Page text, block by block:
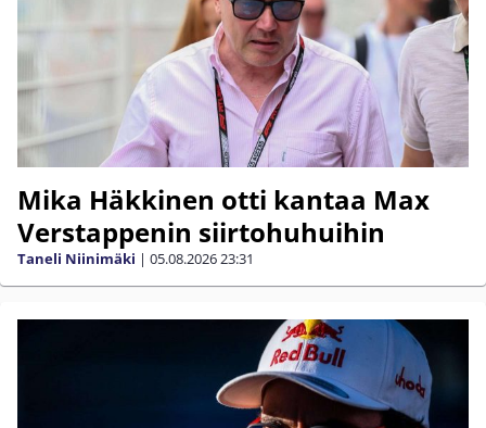
Mika Häkkinen otti kantaa Max
Verstappenin siirtohuhuihin
Taneli Niinimäki | 05.08.202623:31